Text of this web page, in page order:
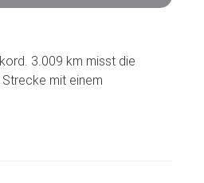
3.009 km misst die
mit einem